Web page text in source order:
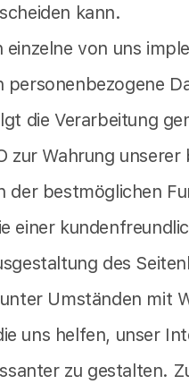
kann.
einzelne von uns
personenbezogene
die Verarbeitung
zur Wahrung
der bestmöglichen
einer
des
Umständen mit
uns helfen, unser
zu gestalten.